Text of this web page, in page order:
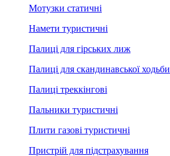
Мотузки статичні
Намети туристичні
Палиці для гірських лиж
Палиці для скандинавської ходьби
Палиці треккінгові
Пальники туристичні
Плити газові туристичні
Пристрій для підстрахування